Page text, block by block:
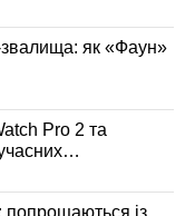
звалища: як «Фаун»
Pro 2 та
із